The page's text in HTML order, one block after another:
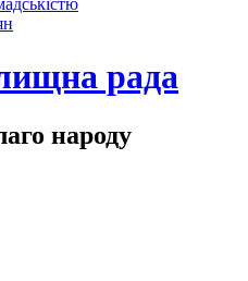
рада
народу